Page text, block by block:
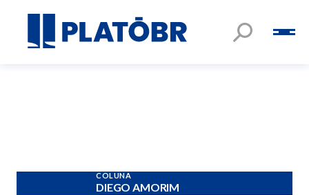
COLUNA
DIEGO AMORIM